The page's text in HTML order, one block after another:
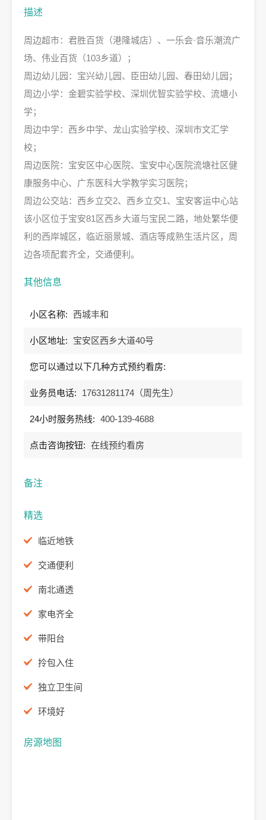
描述
周边超市：君胜百货（港隆城店）、一乐会·音乐潮流广
场、伟业百货（103乡道）；
周边幼儿园：宝兴幼儿园、臣田幼儿园、春田幼儿园；
周边小学：金碧实验学校、深圳优智实验学校、流塘小
学；
周边中学：西乡中学、龙山实验学校、深圳市文汇学
校；
周边医院：宝安区中心医院、宝安中心医院流塘社区健
康服务中心、广东医科大学教学实习医院；
周边公交站：西乡立交2、西乡立交1、宝安客运中心站
该小区位于宝安81区西乡大道与宝民二路，地处繁华便
利的西岸城区，临近丽景城、酒店等成熟生活片区，周
边各项配套齐全，交通便利。
其他信息
小区名称: 西城丰和
小区地址: 宝安区西乡大道40号
您可以通过以下几种方式预约看房:
业务员电话: 17631281174（周先生）
24小时服务热线: 400-139-4688
点击咨询按钮: 在线预约看房
备注
精选
临近地铁
交通便利
南北通透
家电齐全
带阳台
拎包入住
独立卫生间
环境好
房源地图